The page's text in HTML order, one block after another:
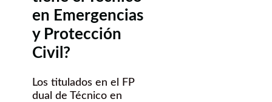
en Emergencias
y Protección
Civil?
Los titulados en el FP
dual de Técnico en